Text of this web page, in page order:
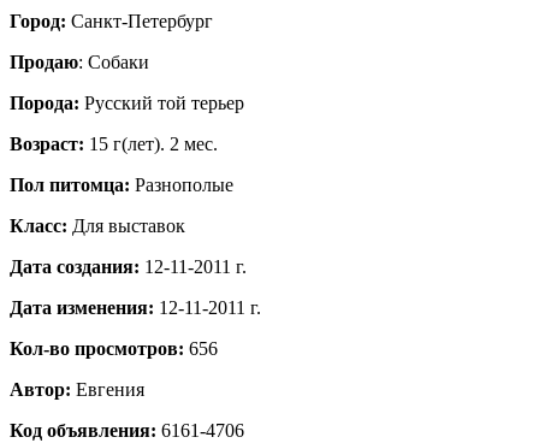
Город: Санкт-Петербург
Продаю: Собаки
Порода: Русский той терьер
Возраст: 15 г(лет). 2 мес.
Пол питомца: Разнополые
Класс: Для выставок
Дата создания: 12-11-2011 г.
Дата изменения: 12-11-2011 г.
Кол-во просмотров: 656
Автор: Евгения
Код объявления: 6161-4706